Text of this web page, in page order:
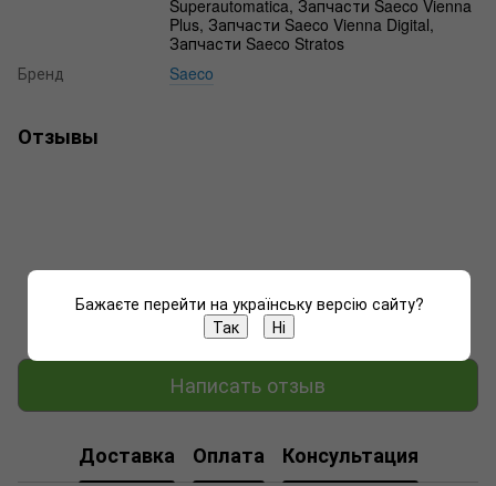
Superautomatica, Запчасти Saeco Vienna
Plus, Запчасти Saeco Vienna Digital,
Запчасти Saeco Stratos
Бренд
Saeco
Отзывы
Добавьте первый отзыв
Написать отзыв
Доставка Оплата Консультация
Бажаєте перейти на українську версію сайту?
Так
Ні